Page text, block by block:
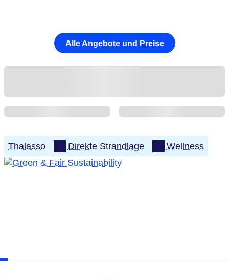
Alle Angebote und Preise
Thalasso Direkte Strandlage Wellness